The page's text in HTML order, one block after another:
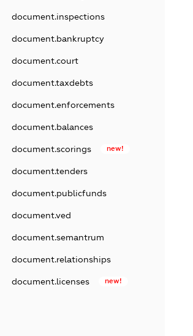
document.inspections
document.bankruptcy
document.court
document.taxdebts
document.enforcements
document.balances
document.scorings new!
document.tenders
document.publicfunds
document.ved
document.semantrum
document.relationships
document.licenses new!